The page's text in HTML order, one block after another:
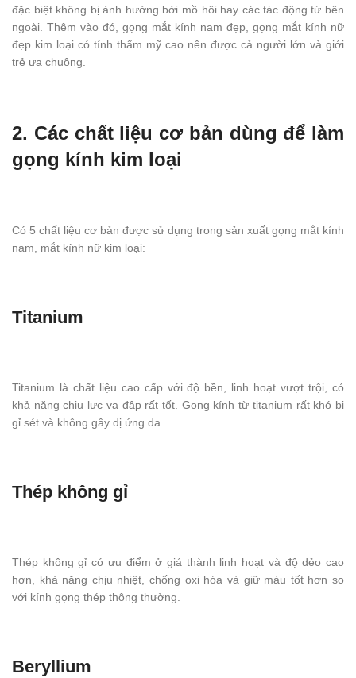
đặc biệt không bị ảnh hưởng bởi mồ hôi hay các tác động từ bên
ngoài. Thêm vào đó, gọng mắt kính nam đẹp, gọng mắt kính nữ
đẹp kim loại có tính thẩm mỹ cao nên được cả người lớn và giới
trẻ ưa chuộng.
2. Các chất liệu cơ bản dùng để làm
gọng kính kim loại
Có 5 chất liệu cơ bản được sử dụng trong sản xuất gọng mắt kính
nam, mắt kính nữ kim loại:
Titanium
Titanium là chất liệu cao cấp với độ bền, linh hoạt vượt trội, có
khả năng chịu lực va đập rất tốt. Gọng kính từ titanium rất khó bị
gỉ sét và không gây dị ứng da.
Thép không gỉ
Thép không gỉ có ưu điểm ở giá thành linh hoạt và độ dẻo cao
hơn, khả năng chịu nhiệt, chống oxi hóa và giữ màu tốt hơn so
với kính gọng thép thông thường.
Beryllium